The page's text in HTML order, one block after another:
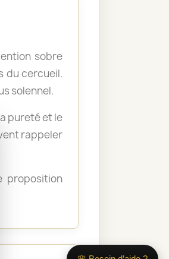
sobre
du cercueil.
solennel.
pureté et le
rappeler
proposition